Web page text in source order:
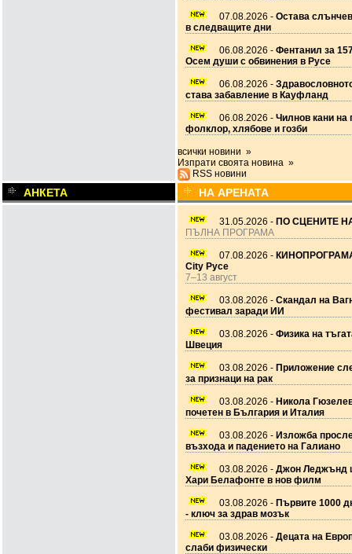
07.08.2026 - Остава
в следващите дни
06.08.2026 - Фентанил за
Осем души с обвинения в Русе
06.08.2026 -
става забавление в Кауфланд
06.08.2026 - Чилнов кани на
фолклор, хлябове и гозби
всички новини »
Изпрати своята новина »
RSS новини
АНКЕТА НА АРЕНАТА
31.05.2026 - ПО СЦЕНИТЕ
ПЪЛНА ПРОГРАМА
07.08.2026 -
City Русе
7–13 август
03.08.2026 - Скандал на
фестивал заради ИИ
03.08.2026 - Физика на
Швеция
03.08.2026 - Приложение
за признаци на рак
03.08.2026 - Никола
почетен в България и Италия
03.08.2026 - Изложба
възхода и падението на Галиано
03.08.2026 - Джон Леджънд
Хари Белафонте в нов филм
03.08.2026 - Първите 1000
- ключ за здрав мозък
03.08.2026 - Децата на
слаби физически